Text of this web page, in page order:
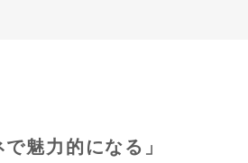
で魅力的になる」